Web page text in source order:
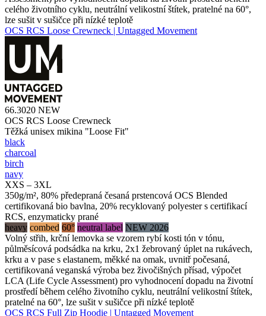
celého životního cyklu, neutrální velikostní štítek, pratelné na 60°,
lze sušit v sušičce při nízké teplotě
OCS RCS Loose Crewneck | Untagged Movement
66.3020 NEW
OCS RCS Loose Crewneck
Těžká unisex mikina "Loose Fit"
black
charcoal
birch
navy
XXS – 3XL
350g/m², 80% předepraná česaná prstencová OCS Blended
certifikovaná bio bavlna, 20% recyklovaný polyester s certifikací
RCS, enzymaticky prané
heavy combed 60° neutral label NEW 2026
Volný střih, krční lemovka se vzorem rybí kosti tón v tónu,
půlměsícová podsádka na krku, 2x1 žebrovaný úplet na rukávech,
krku a v pase s elastanem, měkké na omak, uvnitř počesaná,
certifikovaná veganská výroba bez živočišných přísad, výpočet
LCA (Life Cycle Assessment) pro vyhodnocení dopadu na životní
prostředí během celého životního cyklu, neutrální velikostní štítek,
pratelné na 60°, lze sušit v sušičce při nízké teplotě
OCS RCS Full Zip Hoodie | Untagged Movement